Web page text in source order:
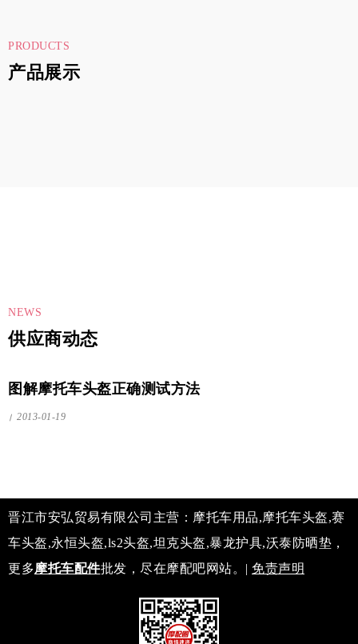
PRODUCTS
产品展示
NEWS
供应商动态
图解摩托车头盔正确测试方法
2013-01-19
晋江市安弘贸易有限公司主营：摩托车用品,摩托车头盔,赛
车头盔,永恒头盔,ls2头盔,坦克头盔,暴龙护具,沃泰防晒垫，
更多摩托车配件批发，尽在摩配吧网站。| 免责声明